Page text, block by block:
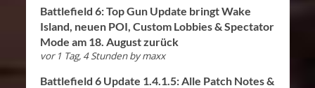
Battlefield 6: Top Gun Update bringt Wake
Island, neuen POI, Custom Lobbies & Spectator
Mode am 18. August zurück
vor 1 Tag, 4 Stunden bymaxx
Battlefield 6 Update 1.4.1.5: Alle Patch Notes &